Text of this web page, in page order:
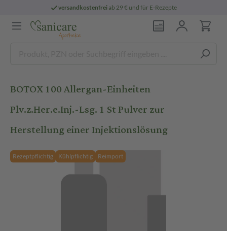
versandkostenfreiab 29 € und für E-Rezepte
BOTOX 100 Allergan-Einheiten
Plv.z.Her.e.Inj.-Lsg. 1 St Pulver zur
Herstellung einer Injektionslösung
Rezeptpflichtig Kühlpflichtig Reimport